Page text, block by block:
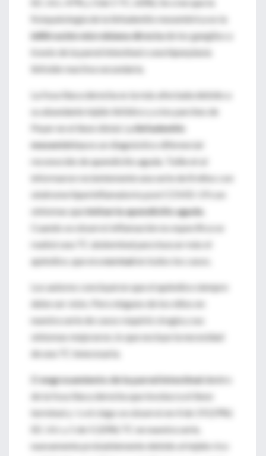
fisiopatología de la linfadenitis mesentérica es la
infiltración microbiana directade los ganglios a
través de la pared intestinal o una hiperplasia
linfoide reactiva secundaria.
La fosa ilíaca derecha es la más afectada debido a
su abundante tejido linfático y a los parches de
Peyer en el íleon distal. Lalinfadenitis
mesentéricaes un diagnóstico diferencial
reconocido de apendicitis aguda. Tullie et al
informaron recientemente una serie de 8 niños con
síndrome hiperinflamatorio post COVID-19 con
síntomas queimitan la apendicitis aguda
Cuando se observó inflamación no específica se
realizó una TC abdominal para buscar más el
apéndice, que eranormalen todos los casos.
Los autores concluyeron que el apéndice siempre
debe ser visto. Pero ninguno de los niños en
nuestra serie de casos requirió cirugía y sus
síntomas mejoraron, lo que excluye la necesidad
de una TC innecesaria.
Elengrosamiento de la pared intestinaldentro
de la fosa ilíaca derecha que involucra el íleon
terminal y / o el ciego se observó en 4 de 19 (29%)
EE. UU. y 1 de 5 (20%) TC en nuestra serie,
nuevamente probablemente debido al tejido rico